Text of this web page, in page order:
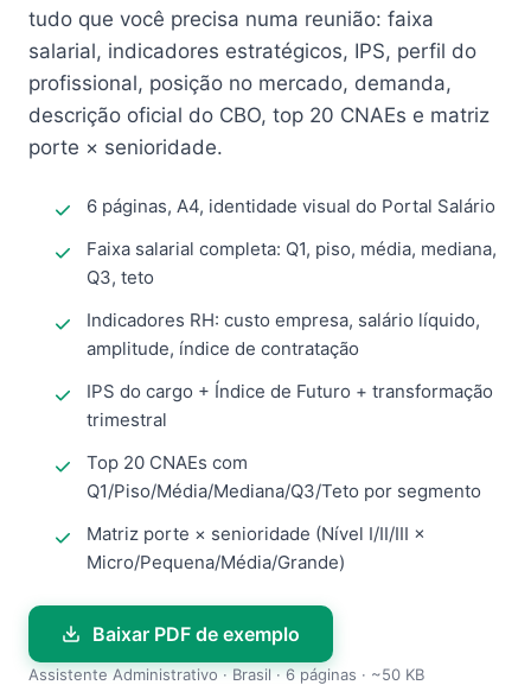
tudo que você precisa numa reunião: faixa
salarial, indicadores estratégicos, IPS, perfil do
profissional, posição no mercado, demanda,
descrição oficial do CBO, top 20 CNAEs e matriz
porte × senioridade.
6 páginas, A4, identidade visual do Portal Salário
Faixa salarial completa: Q1, piso, média, mediana,
Q3, teto
Indicadores RH: custo empresa, salário líquido,
amplitude, índice de contratação
IPS do cargo + Índice de Futuro + transformação
trimestral
Top 20 CNAEs com
Q1/Piso/Média/Mediana/Q3/Teto por segmento
Matriz porte × senioridade (Nível I/II/III ×
Micro/Pequena/Média/Grande)
Baixar PDF de exemplo
Assistente Administrativo · Brasil · 6 páginas · ~50 KB